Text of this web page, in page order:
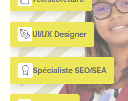
UI/UX Designer
Spécialiste SEO/SEA